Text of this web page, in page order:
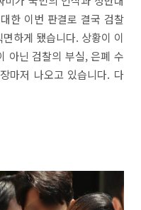
한 이번 판결로 결국 검찰
하게 됐습니다. 상황이 이
아닌 검찰의 부실, 은폐 수
마저 나오고 있습니다. 다